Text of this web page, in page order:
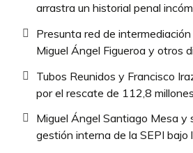
arrastra un historial penal
Presunta red de
Miguel Ángel Figueroa y otros
Tubos Reunidos y Francisco
por el rescate de 112,8
Miguel Ángel Santiago Mesa y
gestión interna de la SEPI bajo